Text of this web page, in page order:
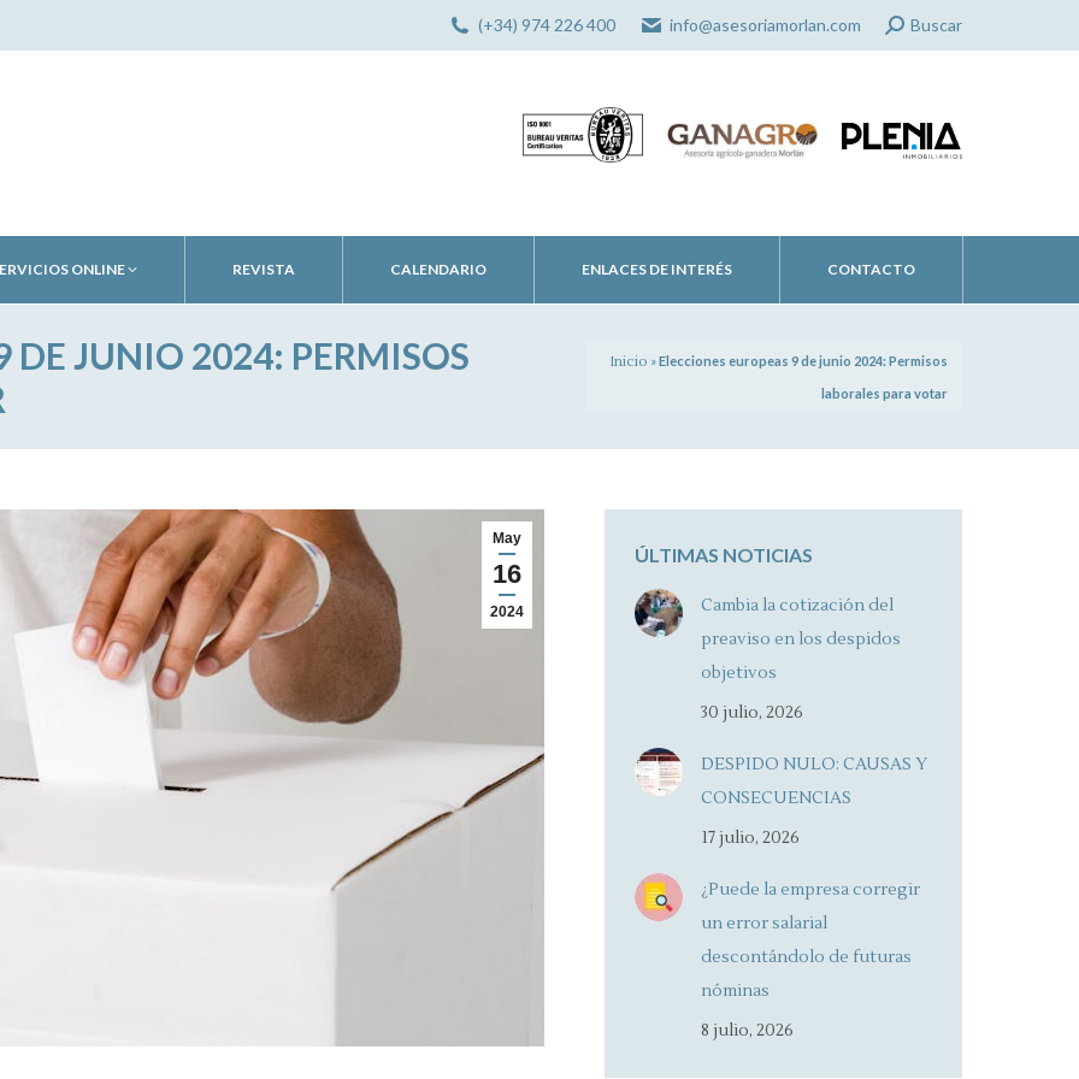
(+34) 974 226 400 info@asesoriamorlan.com Search:
Buscar
ONLINE REVISTA CALENDARIO ENLACES DE INTERÉS CONTACTO
DE JUNIO 2024: PERMISOS
Inicio »Elecciones europeas 9 de junio 2024: Permisos
laborales para votar
May
16
2024
ÚLTIMAS NOTICIAS
Cambia la cotización del
preaviso en los despidos
objetivos
30 julio, 2026
DESPIDO NULO: CAUSAS Y
CONSECUENCIAS
17 julio, 2026
¿Puede la empresa corregir
un error salarial
descontándolo de futuras
nóminas
8 julio, 2026